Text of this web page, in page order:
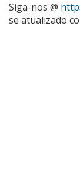
Siga-nos @
se atualizado